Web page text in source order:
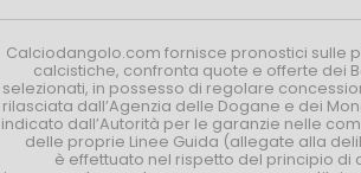
Calciodangolo.com fornisce pronostici sulle
calcistiche, confronta quote e offerte dei
selezionati, in possesso di regolare
rilasciata dall’Agenzia delle Dogane e dei
indicato dall’Autorità per le garanzie nelle
delle proprie Linee Guida (allegate alla
è effettuato nel rispetto del principio di